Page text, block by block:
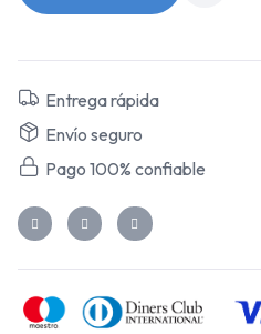
Entrega rápida
Envío seguro
Pago 100% confiable